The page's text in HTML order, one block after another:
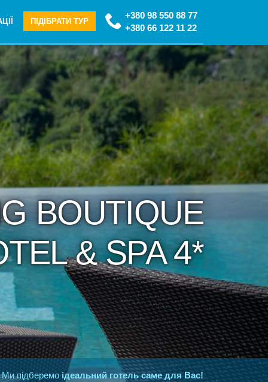
+380 98 550 88 77
+380 66 122 11 22
ПІДІБРАТИ ТУР
BOUTIQUE
& SPA 4*
підберемо ідеальний готель саме для Вас!